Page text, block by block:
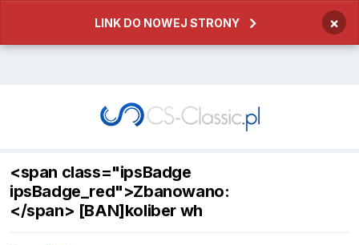
LINK DO NOWEJ STRONY ×
<span class="ipsBadge
ipsBadge_red">Zbanowano:
</span> [BAN]koliber wh